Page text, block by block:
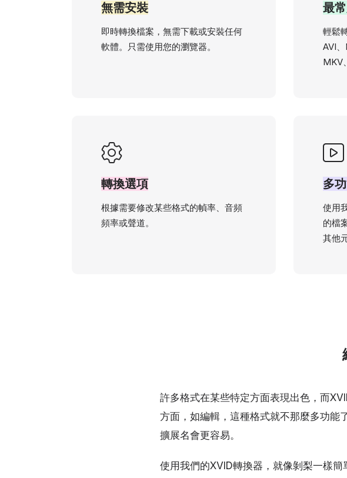
無需安裝
即時轉換檔案，無需下載或安裝任何
軟體。只需使用您的瀏覽器。
最
輕鬆
AVI
MKV
轉換選項
根據需要修改某些格式的幀率、音頻
頻率或聲道。
多
使用
的檔
其他
許多格式在某些特定方面表現出色，而
方面，如編輯，這種格式就不那麼多功能
擴展名會更容易。
使用我們的XVID轉換器，就像剝梨一樣